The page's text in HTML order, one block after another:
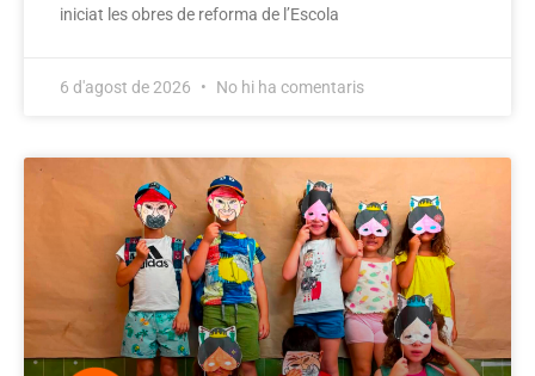
iniciat les obres de reforma de l’Escola
6 d'agost de 2026 No hi ha comentaris